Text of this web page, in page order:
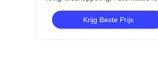
Controle Op hoge temperatuur en
Hoge druk
Krijg Beste Prijs